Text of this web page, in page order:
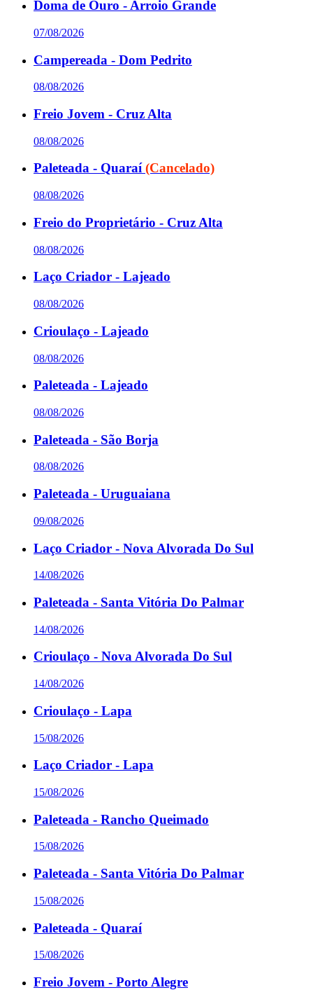
Doma de Ouro - Arroio Grande
07/08/2026
Campereada - Dom Pedrito
08/08/2026
Freio Jovem - Cruz Alta
08/08/2026
Paleteada - Quaraí(Cancelado)
08/08/2026
Freio do Proprietário - Cruz Alta
08/08/2026
Laço Criador - Lajeado
08/08/2026
Crioulaço - Lajeado
08/08/2026
Paleteada - Lajeado
08/08/2026
Paleteada - São Borja
08/08/2026
Paleteada - Uruguaiana
09/08/2026
Laço Criador - Nova Alvorada Do Sul
14/08/2026
Paleteada - Santa Vitória Do Palmar
14/08/2026
Crioulaço - Nova Alvorada Do Sul
14/08/2026
Crioulaço - Lapa
15/08/2026
Laço Criador - Lapa
15/08/2026
Paleteada - Rancho Queimado
15/08/2026
Paleteada - Santa Vitória Do Palmar
15/08/2026
Paleteada - Quaraí
15/08/2026
Freio Jovem - Porto Alegre